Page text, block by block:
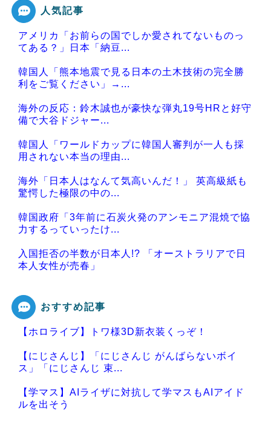
Powered by livedoor 相互RSS
人気記事
アメリカ「お前らの国でしか愛されてないものっ
てある？」日本「納豆...
韓国人「熊本地震で見る日本の土木技術の完全勝
利をご覧ください」→...
海外の反応：鈴木誠也が豪快な弾丸19号HRと好守
備で大谷ドジャー...
韓国人「ワールドカップに韓国人審判が一人も採
用されない本当の理由...
海外「日本人はなんて気高いんだ！」 英高級紙も
驚愕した極限の中の...
韓国政府「3年前に石炭火発のアンモニア混焼で協
力するっていったけ...
入国拒否の半数が日本人!? 「オーストラリアで日
本人女性が売春」
Powered by livedoor 相互RSS
おすすめ記事
【ホロライブ】トワ様3D新衣装くっぞ！
【にじさんじ】「にじさんじ がんばらないボイ
ス」「にじさんじ 束...
【学マス】AIライザに対抗して学マスもAIアイド
ルを出そう